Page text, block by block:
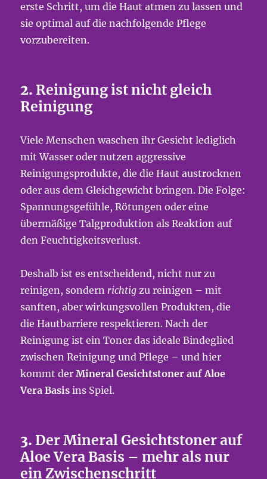
erste Schritt, um die Haut atmen zu lassen und
sie optimal auf die nachfolgende Pflege
vorzubereiten.
2.Reinigung ist nicht gleich
Reinigung
Viele Menschen waschen ihr Gesicht lediglich
mit Wasser oder nutzen aggressive
Reinigungsprodukte, die die Haut austrocknen
oder aus dem Gleichgewicht bringen. Die Folge:
Spannungsgefühle, Rötungen oder eine
übermäßige Talgproduktion als Reaktion auf
den Feuchtigkeitsverlust.
Deshalb ist es entscheidend, nicht nur zu
reinigen, sondern richtig zu reinigen – mit
sanften, aber wirkungsvollen Produkten, die
die Hautbarriere respektieren. Nach der
Reinigung ist ein Toner das ideale Bindeglied
zwischen Reinigung und Pflege – und hier
kommt derMineral Gesichtstoner auf Aloe
Vera Basis ins Spiel.
3.Der Mineral Gesichtstoner auf
Aloe Vera Basis – mehr als nur
ein Zwischenschritt